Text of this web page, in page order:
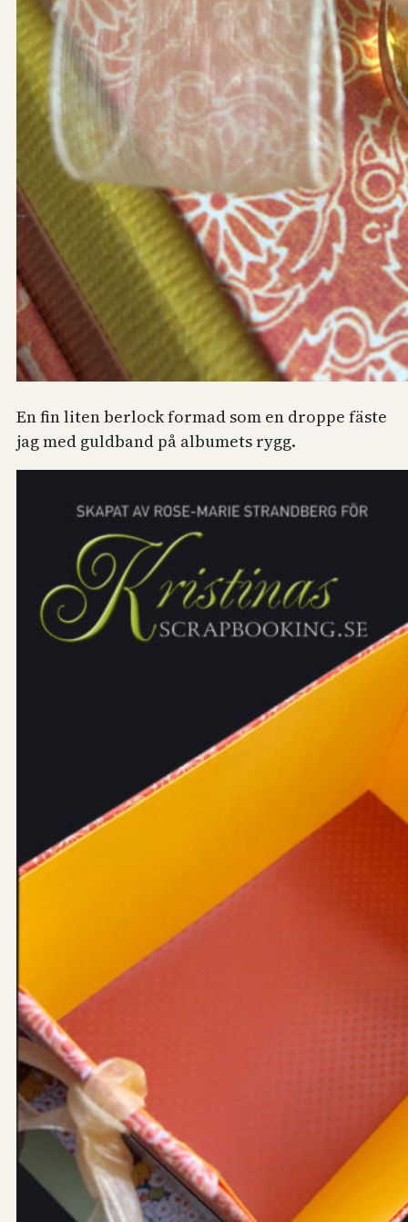
En fin liten berlock formad som en droppe fäste
jag med guldband på albumets rygg.